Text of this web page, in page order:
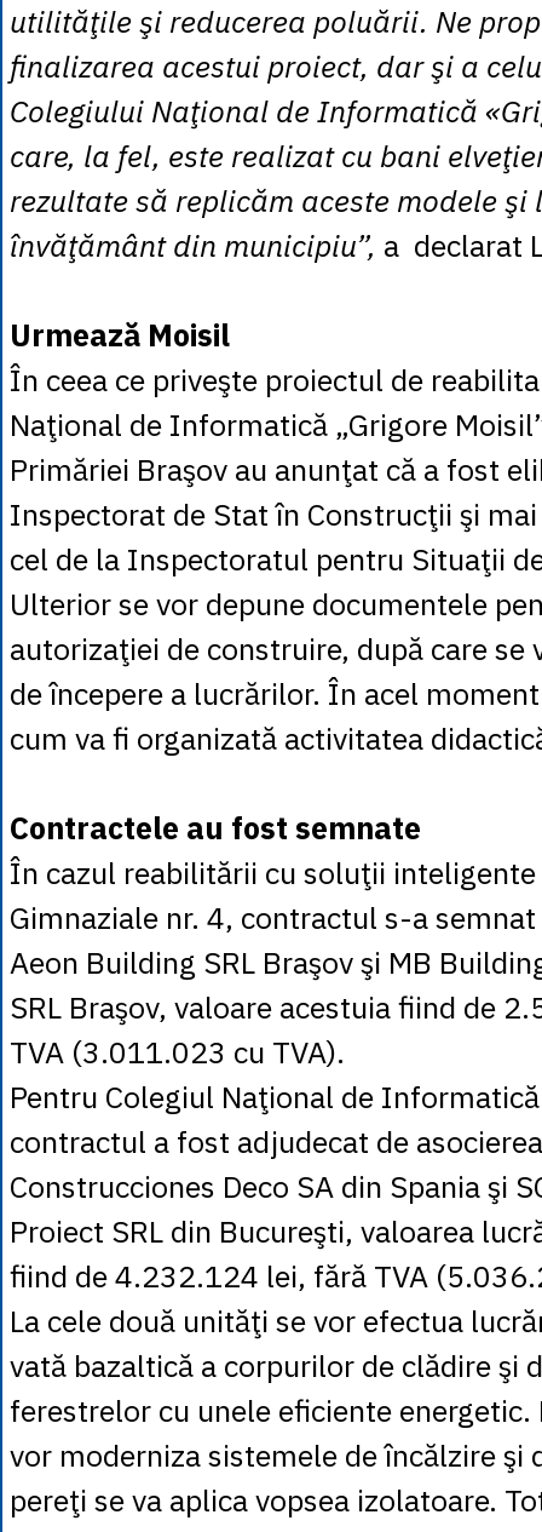
utilităţile şi reducerea poluării. Ne
finalizarea acestui proiect, dar şi a
Colegiului Naţional de Informatică
care, la fel, este realizat cu bani
rezultate să replicăm aceste modele
învăţământ din municipiu”, a declarat
Urmează Moisil
În ceea ce priveşte proiectul de
Naţional de Informatică „Grigore
Primăriei Braşov au anunţat că a fost
Inspectorat de Stat în Construcţii şi
cel de la Inspectoratul pentru Situaţii
Ulterior se vor depune documentele
autorizaţiei de construire, după care se
de începere a lucrărilor. În acel
cum va fi organizată activitatea
Contractele au fost semnate
În cazul reabilitării cu soluţii inteligente
Gimnaziale nr. 4, contractul s-a
Aeon Building SRL Braşov şi MB
SRL Braşov, valoare acestuia fiind de
TVA (3.011.023 cu TVA).
Pentru Colegiul Naţional de
contractul a fost adjudecat de
Construcciones Deco SA din Spania şi
Proiect SRL din Bucureşti, valoarea
fiind de 4.232.124 lei, fără TVA
La cele două unităţi se vor efectua
vată bazaltică a corpurilor de clădire şi
ferestrelor cu unele eficiente energetic.
vor moderniza sistemele de încălzire şi
pereţi se va aplica vopsea izolatoare.